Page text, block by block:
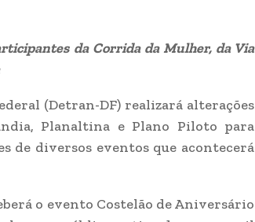
da Corrida da Mulher, da Via
(Detran-DF) realizará alterações
Planaltina e Plano Piloto para
de diversos eventos que acontecerá
o evento Costelão de Aniversário